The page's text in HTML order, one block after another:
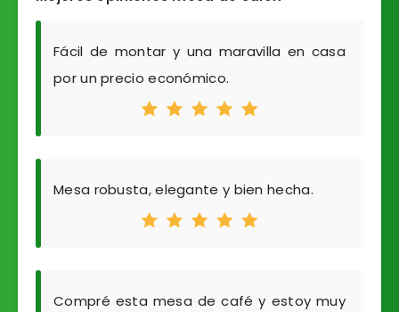
Fácil de montar y una maravilla en casa
por un precio económico.
Mesa robusta, elegante y bien hecha.
Compré esta mesa de café y estoy muy